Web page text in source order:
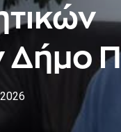
Δήμο